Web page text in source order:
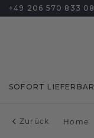
+49 206 570 833 08
SOFORT LIEFERBAR
Zurück Home